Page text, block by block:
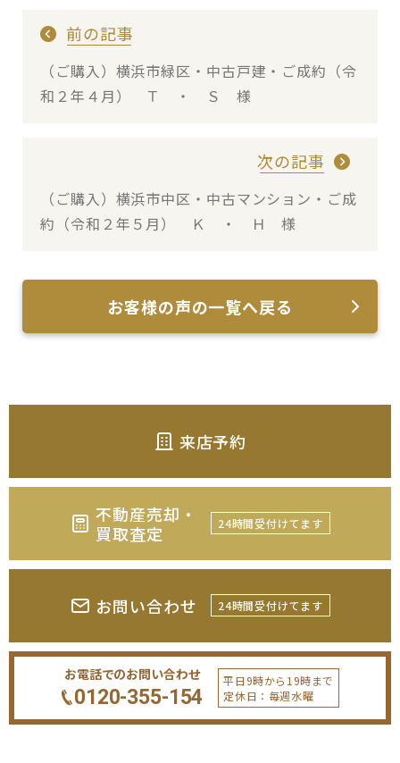
前の記事
（ご購入）横浜市緑区・中古戸建・ご成約（令
和２年４月） Ｔ ・ Ｓ 様
次の記事
（ご購入）横浜市中区・中古マンション・ご成
約（令和２年５月） Ｋ ・ Ｈ 様
お客様の声の一覧へ戻る
来店予約
不動産売却・
買取査定
24時間受付けてます
お問い合わせ 24時間受付けてます
お電話でのお問い合わせ
0120-355-154
平日9時から19時まで
定休日：毎週水曜